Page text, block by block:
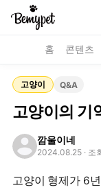
홈 콘텐츠
고양이 Q&A
고양이의 기
깜울이네
2024.08.25 · 조
고양이 형제가 6